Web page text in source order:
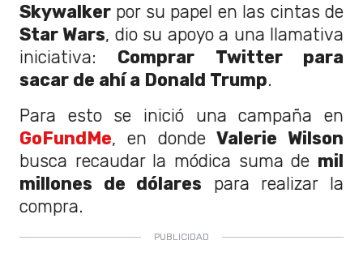
Skywalker por su papel en las cintas de
Star Wars, dio su apoyo a una llamativa
iniciativa: Comprar Twitter para
sacar de ahí a Donald Trump.
Para esto se inició una campaña en
GoFundMe, en dondeValerie Wilson
busca recaudar la módica suma de mil
millones de dólares para realizar la
compra.